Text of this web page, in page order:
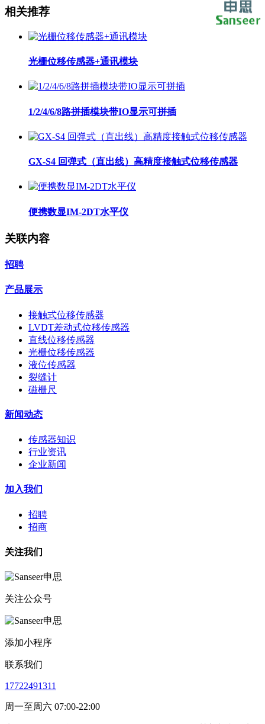
相关推荐
光栅位移传感器+通讯模块
1/2/4/6/8路拼插模块带IO显示可拼插
GX-S4 回弹式（直出线）高精度接触式位移传感器
便携数显IM-2DT水平仪
关联内容
招聘
产品展示
接触式位移传感器
LVDT差动式位移传感器
直线位移传感器
光栅位移传感器
液位传感器
裂缝计
磁栅尺
新闻动态
传感器知识
行业资讯
企业新闻
加入我们
招聘
招商
关注我们
关注公众号
添加小程序
联系我们
17722491311
周一至周六 07:00-22:00